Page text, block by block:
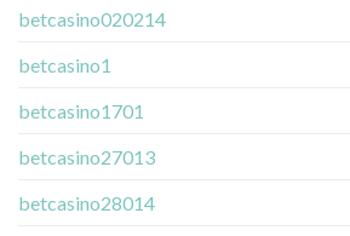
betcasino020214
betcasino1
betcasino1701
betcasino27013
betcasino28014